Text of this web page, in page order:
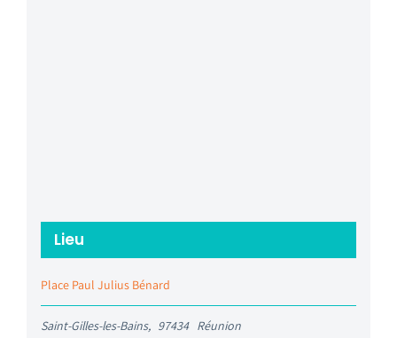
Lieu
Place Paul Julius Bénard
Saint-Gilles-les-Bains, 97434 Réunion